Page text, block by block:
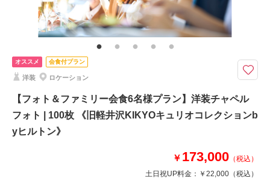
その他含むもの
1時間撮影料、全データ色味補正、衣装事前試着、新婦様ヘアメイク、新婦
小物（ヴェール、アクセサリーなど）、新郎小物、会場専属ウェディングプ
ランナーとのお打合せ ※アテンド同行＋27,500円
今ならチャペルに加え、軽井沢らしい緑が映える中庭・街路樹も含めた3ロ
ケーション撮影も可能◎
ヒルトン日本初進出Curio（キュリオ）ブランドのプライベートラグジュア
リーホテルのチャペル・館内で叶えるフォトプラン。洗練された上質空間と
緑に包まれた独立型チャペルは、純白のドレス姿を一層際立たせる正統派の
雰囲気でありながらも、堅苦しくない印象が人気。
オススメ 会食付プラン
洋装 ロケーション
【フォト＆ファミリー会食6名様プラン】洋装チャペル
フォト | 100枚 《旧軽井沢KIKYOキュリオコレクションb
yヒルトン》
￥ 173,000 （税込）
土日祝UP料金： ￥22,000 （税込）